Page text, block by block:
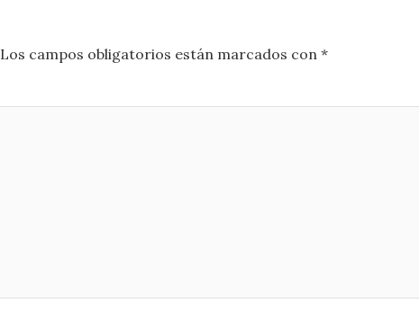
Los campos obligatorios están marcados con *